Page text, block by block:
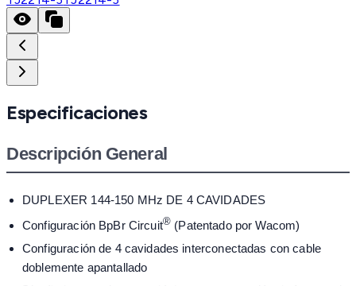
Especificaciones
Descripción General
DUPLEXER 144-150 MHz DE 4 CAVIDADES
Configuración BpBr Circuit® (Patentado por Wacom)
Configuración de 4 cavidades interconectadas con cable
doblemente apantallado